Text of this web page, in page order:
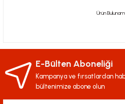
Ürün
E-Bülten Aboneliği
Kampanya ve fırsatlardan
bültenimize abone olun